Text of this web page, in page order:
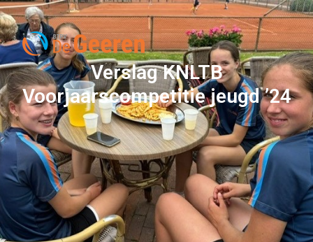
Verslag KNLTB
Voorjaarscompetitie jeugd ’24